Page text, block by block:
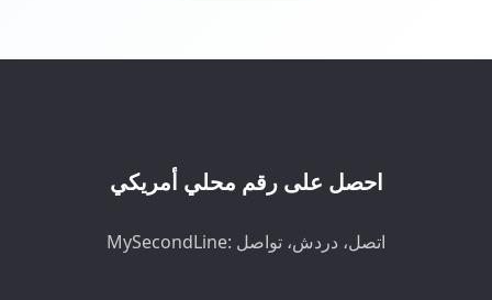
احصل على رقم محلي أمريكي
MySecondLine: اتصل، دردش، تواصل